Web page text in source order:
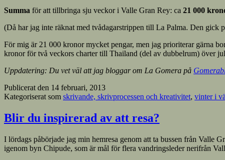
Summa för att tillbringa sju veckor i Valle Gran Rey: ca 21 000
(Då har jag inte räknat med tvådagarstrippen till La Palma. Den
För mig är 21 000 kronor mycket pengar, men jag prioriterar gärna
kronor för två veckors charter till Thailand (del av dubbelrum) över
Uppdatering: Du vet väl att jag bloggar om La Gomera på
Publicerat den 14 februari, 2013
Kategoriserat som skrivande, skrivprocessen och kreativitet, vinter i
Blir du inspirerad av att resa?
I lördags påbörjade jag min hemresa genom att ta bussen från Valle
igenom byn Chipude, som är mål för flera vandringsleder nerifrån